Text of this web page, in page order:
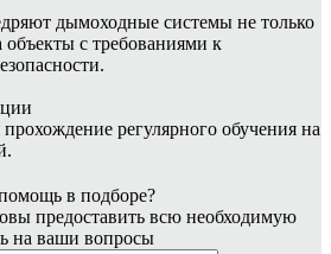
дымоходные системы не только
с требованиями к
регулярного обучения на
в подборе?
предоставить всю необходимую
на ваши вопросы